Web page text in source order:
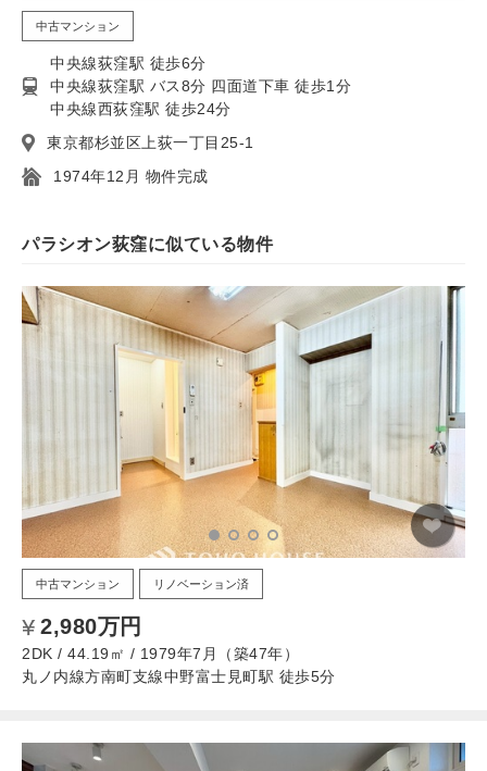
中古マンション
中央線荻窪駅 徒歩6分
中央線荻窪駅 バス8分 四面道下車 徒歩1分
中央線西荻窪駅 徒歩24分
東京都杉並区上荻一丁目25-1
1974年12月 物件完成
パラシオン荻窪に似ている物件
中古マンション リノベーション済
2,980万円
2DK / 44.19㎡ / 1979年7月（築47年）
丸ノ内線方南町支線中野富士見町駅 徒歩5分